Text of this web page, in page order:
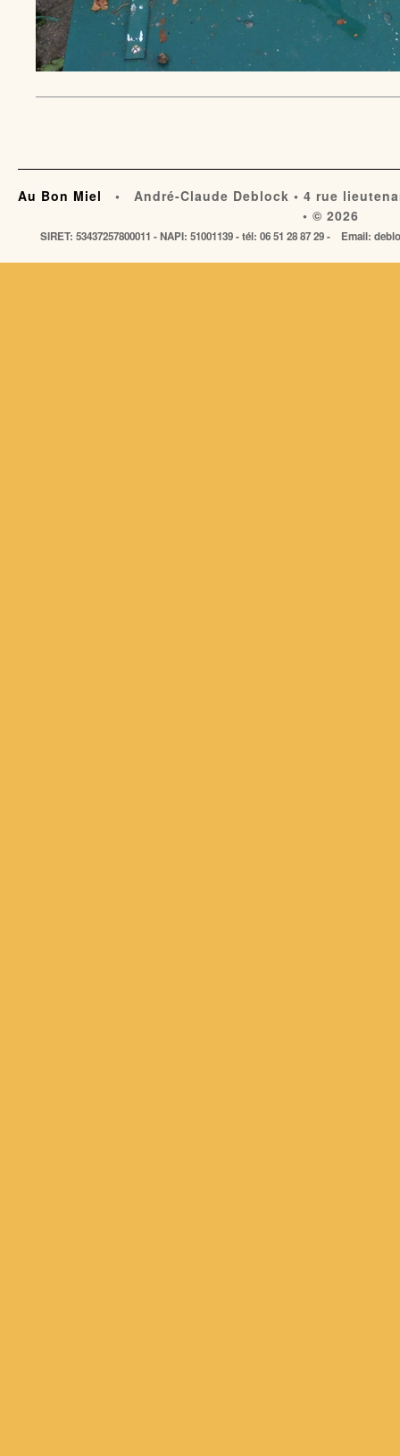
Au Bon Miel
• André-Claude Deblock • 4 rue
• © 2026
SIRET: 53437257800011 - NAPI: 51001139 - tél: 06 51 28 87 29 - Email: